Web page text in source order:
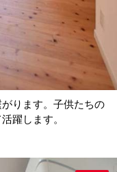
ります。子供たちの
躍します。